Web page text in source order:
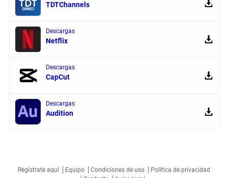
TDTChannels
Descargas
Netflix
Descargas
CapCut
Descargas
Audition
Regístrate aquí Equipo Condiciones de uso
Política de privacidad